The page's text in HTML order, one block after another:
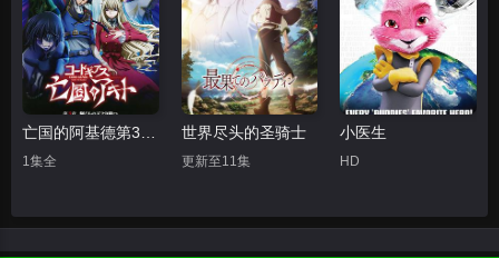
1集全
世界尽头的圣骑士
更新至11集
小医生
HD